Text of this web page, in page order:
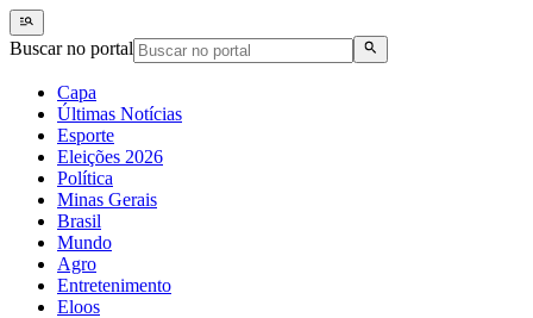
Buscar no portal
Capa
Últimas Notícias
Esporte
Eleições 2026
Política
Minas Gerais
Brasil
Mundo
Agro
Entretenimento
Eloos